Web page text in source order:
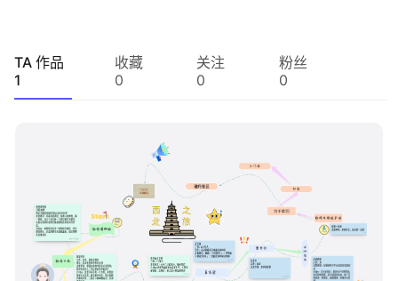
TA 作品
1
收藏
0
关注
0
粉丝
0
boardmix